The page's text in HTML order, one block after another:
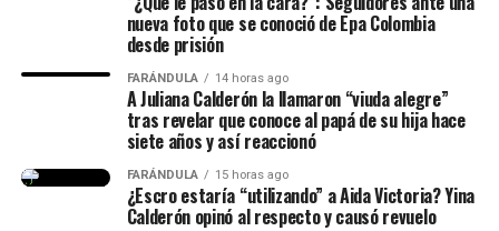
Finalmente, la chica dejó en evidencia que durante ese
lapso de tiempo no siempre estuvieron juntos, y
tuvieron idas y venidas.
@juliethpaolaberdu7 #LIVEIncentiveProgram
#SideHustleLIVE #PaidPartnership
#julianacalderon ♬ sonido original – Julieth
nueva foto que se conoció de Epa Colombia
desde prisión
FARÁNDULA 14 horas ago
A Juliana Calderón la llamaron “viuda alegre”
tras revelar que conoce al papá de su hija hace
siete años y así reaccionó
FARÁNDULA 15 horas ago
¿Escro estaría “utilizando” a Aida Victoria? Yina
Calderón opinó al respecto y causó revuelo